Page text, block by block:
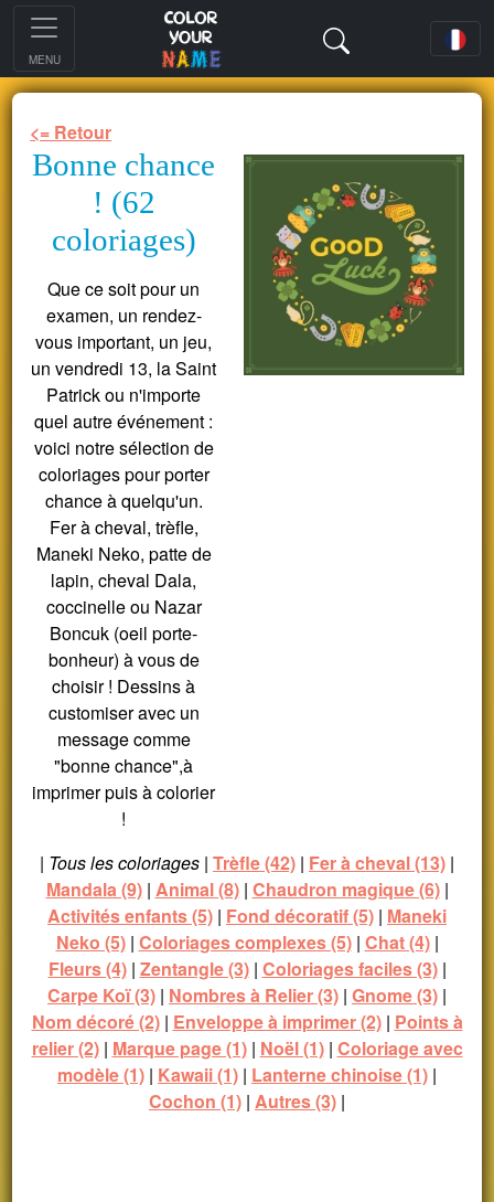
MENU
<= Retour
Bonne chance
! (62
coloriages)
Que ce soit pour un
examen, un rendez-
vous important, un jeu,
un vendredi 13, la Saint
Patrick ou n'importe
quel autre événement :
voici notre sélection de
coloriages pour porter
chance à quelqu'un.
Fer à cheval, trèfle,
Maneki Neko, patte de
lapin, cheval Dala,
coccinelle ou Nazar
Boncuk (oeil porte-
bonheur) à vous de
choisir ! Dessins à
customiser avec un
message comme
"bonne chance",à
imprimer puis à colorier
!
| Tous les coloriages | Trèfle (42) | Fer à cheval (13) |
Mandala (9)| Animal (8)| Chaudron magique (6)|
Activités enfants (5) | Fond décoratif (5) | Maneki
Neko (5)| Coloriages complexes (5)| Chat (4)|
Fleurs (4)| Zentangle (3)| Coloriages faciles (3)|
Carpe Koï (3) | Nombres à Relier (3) | Gnome (3) |
Nom décoré (2)| Enveloppe à imprimer (2)| Points à
relier (2)| Marque page (1)| Noël (1)| Coloriage avec
modèle (1) | Kawaii (1) | Lanterne chinoise (1) |
Cochon (1) | Autres (3) |